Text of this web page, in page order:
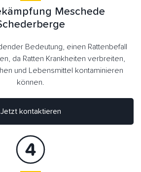
Meschede
Bedeutung, einen Rattenbefall
da Ratten Krankheiten verbreiten,
und Lebensmittel kontaminieren
können.
Jetzt kontaktieren